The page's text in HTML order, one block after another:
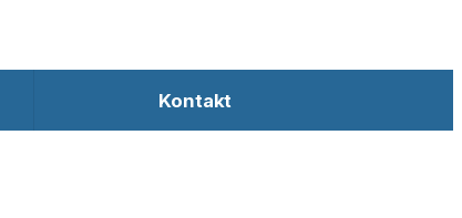
Kontakt